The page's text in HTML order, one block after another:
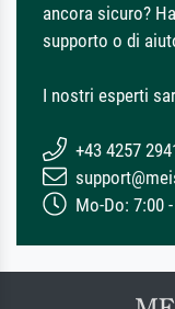
ancora sicuro?
supporto o di
I nostri esperti
+43 4257
Mo-Do: 7:00